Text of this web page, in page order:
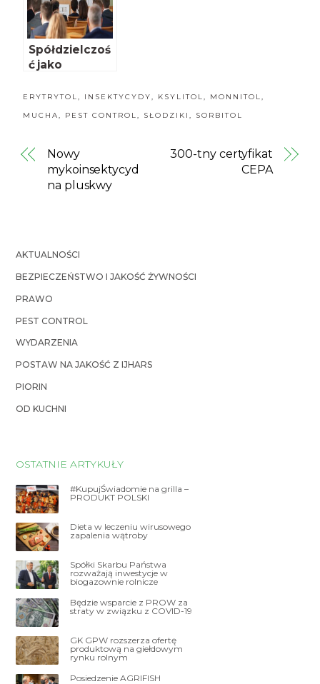
Spółdzielczoś
ć jako
rolnictwa
ERYTRYTOL, INSEKTYCYDY, KSYLITOL, MONNITOL,
MUCHA, PEST CONTROL, SŁODZIKI, SORBITOL
Nowy
mykoinsektycyd
na pluskwy
300-tny certyfikat
CEPA
AKTUALNOŚCI
BEZPIECZEŃSTWO I JAKOŚĆ ŻYWNOŚCI
PRAWO
PEST CONTROL
WYDARZENIA
POSTAW NA JAKOŚĆ Z IJHARS
PIORIN
OD KUCHNI
OSTATNIE ARTYKUŁY
#KupujŚwiadomie na grilla –
PRODUKT POLSKI
Dieta w leczeniu wirusowego
zapalenia wątroby
Spółki Skarbu Państwa
rozważają inwestycje w
biogazownie rolnicze
Będzie wsparcie z PROW za
straty w związku z COVID-19
GK GPW rozszerza ofertę
produktową na giełdowym
rynku rolnym
Posiedzenie AGRIFISH